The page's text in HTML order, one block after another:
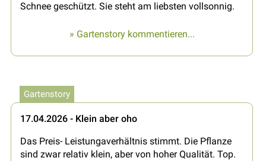
Schnee geschützt. Sie steht am liebsten vollsonnig.
» Gartenstory kommentieren...
Gartenstory
17.04.2026 - Klein aber oho
Das Preis- Leistungaverhältnis stimmt. Die Pflanze
sind zwar relativ klein, aber von hoher Qualität. Top.